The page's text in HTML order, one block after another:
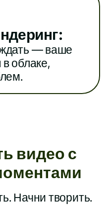
— ваше
облаке,
видео с
Начни творить.